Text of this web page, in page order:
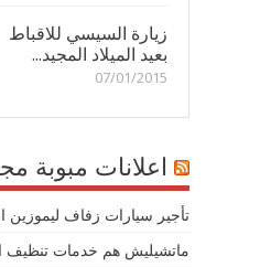
زيارة السيسي للاقباط
بعيد الميلاد المجيد...
07/01/2015
اعلانات مبوبة
تأجير سيارات زفاف
ماتشيليش هم خدمات تنظيف